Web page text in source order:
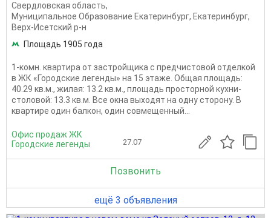
Свердловская область,
Муниципальное Образование Екатеринбург, Екатеринбург,
Верх-Исетский р-н
Площадь 1905 года
1-комн. квартира от застройщика с предчистовой отделкой
в ЖК «Городские легенды» на 15 этаже. Общая площадь:
40.29 кв.м., жилая: 13.2 кв.м., площадь просторной кухни-
столовой: 13.3 кв.м. Все окна выходят на одну сторону. В
квартире один балкон, один совмещенный...
Офис продаж ЖК
Городские легенды
27.07
Позвонить
ещё 3 объявления